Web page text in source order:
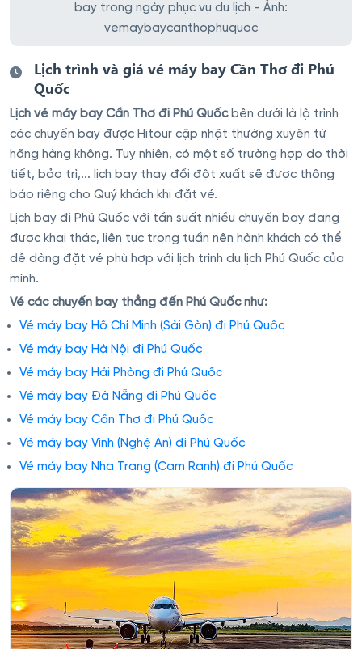
bay trong ngày phục vụ du lịch - Ảnh:
vemaybaycanthophuquoc
Lịch trình và giá vé máy bay Cần Thơ đi Phú
Quốc
Lịch vé máy bay Cần Thơ đi Phú Quốcbên dưới là lộ trình
các chuyến bay được Hitour cập nhật thường xuyên từ
hãng hàng không. Tuy nhiên, có một số trường hợp do thời
tiết, bảo trì,... lịch bay thay đổi đột xuất sẽ được thông
báo riêng cho Quý khách khi đặt vé.
Lịch bay đi Phú Quốc với tần suất nhiều chuyến bay đang
được khai thác, liên tục trong tuần nên hành khách có thể
dễ dàng đặt vé phù hợp với lịch trình du lịch Phú Quốc của
mình.
Vé các chuyến bay thẳng đến Phú Quốc như:
Vé máy bay Hồ Chí Minh (Sài Gòn) đi Phú Quốc
Vé máy bay Hà Nội đi Phú Quốc
Vé máy bay Hải Phòng đi Phú Quốc
Vé máy bay Đà Nẵng đi Phú Quốc
Vé máy bay Cần Thơ đi Phú Quốc
Vé máy bay Vinh (Nghệ An) đi Phú Quốc
Vé máy bay Nha Trang (Cam Ranh) đi Phú Quốc